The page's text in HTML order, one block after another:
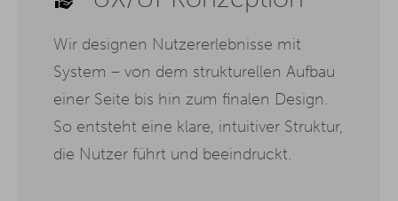
Wir designen Nutzererlebnisse mit
System – von dem strukturellen Aufbau
einer Seite bis hin zum finalen Design.
So entsteht eine klare, intuitiver Struktur,
die Nutzer führt und beeindruckt.